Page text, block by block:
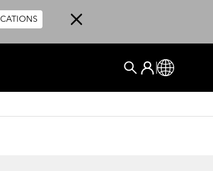
BUSCAR
User account
Log In
Global